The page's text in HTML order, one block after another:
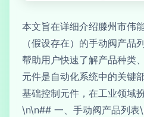
本文旨在详细介绍滕州市伟
（假设存在）的手动阀产品
帮助用户快速了解产品种类
元件是自动化系统中的关键
基础控制元件，在工业领域
\n\n## 一、手动阀产品列表